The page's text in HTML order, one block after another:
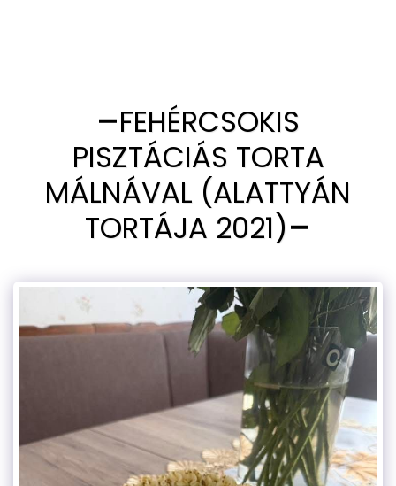
FEHÉRCSOKIS
PISZTÁCIÁS TORTA
MÁLNÁVAL (ALATTYÁN
TORTÁJA 2021)